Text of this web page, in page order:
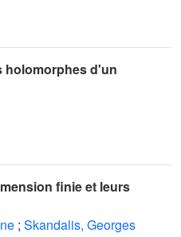
holomorphes d'un
finie et leurs
; Skandalis, Georges